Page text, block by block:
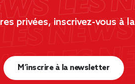
privées, inscrivez-vous à la
M’inscrire à la newsletter